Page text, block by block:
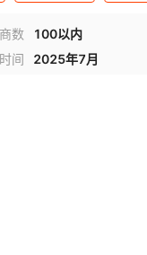
数
100以内
间 2025年7月